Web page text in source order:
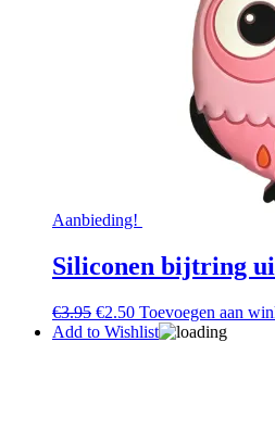
Aanbieding!
Siliconen bijtring
€3.95 Oorspronkelijke
prijs
€2.50Huidige
prijs
Toevoegen aan
Add to Wishlist